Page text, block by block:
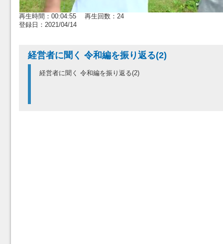
再生時間：00:04:55 再生回数：24
登録日：2021/04/14
経営者に聞く 令和編を振り返る(2)
経営者に聞く 令和編を振り返る(2)